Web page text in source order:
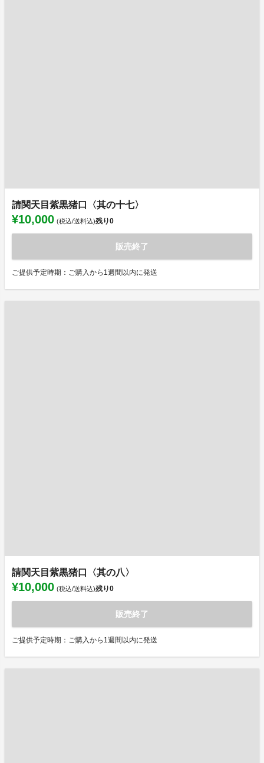
請関天目紫黒猪口〈其の十七〉
¥10,000 (税込/送料込)残り0
販売終了
ご提供予定時期：ご購入から1週間以内に発送
請関天目紫黒猪口〈其の八〉
¥10,000 (税込/送料込)残り0
販売終了
ご提供予定時期：ご購入から1週間以内に発送